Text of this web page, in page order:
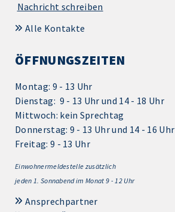
Nachricht schreiben
Alle Kontakte
ÖFFNUNGSZEITEN
Montag: 9 - 13 Uhr
Dienstag: 9 - 13 Uhr und 14 - 18 Uhr
Mittwoch: kein Sprechtag
Donnerstag: 9 - 13 Uhr und 14 - 16 Uhr
Freitag: 9 - 13 Uhr
Einwohnermeldestelle zusätzlich
jeden 1. Sonnabend im Monat 9 - 12 Uhr
Ansprechpartner